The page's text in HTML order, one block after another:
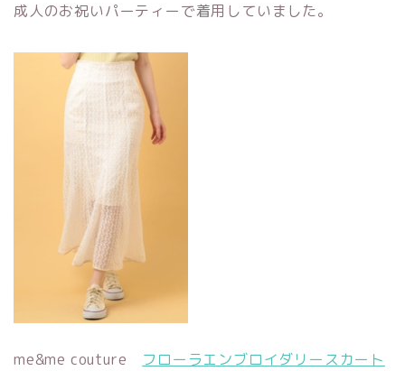
成人のお祝いパーティーで着用していました。
me&me couture フローラエンブロイダリースカート